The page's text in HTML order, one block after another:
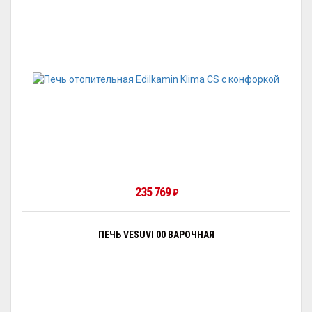
235 769₽
ПЕЧЬ VESUVI 00 ВАРОЧНАЯ